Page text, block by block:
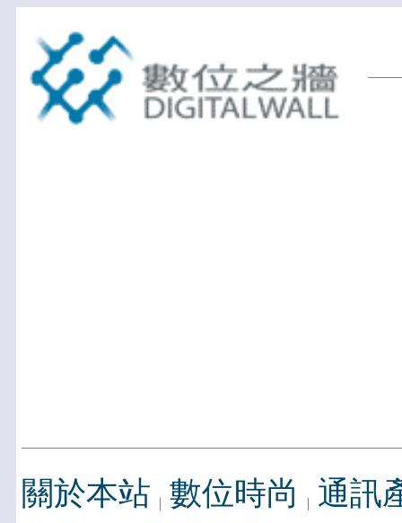
關於本站 數位時尚
通訊